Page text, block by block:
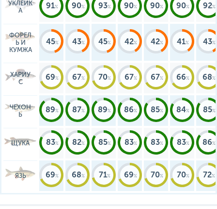
УКЛЕЙК
А
91 90 93 90 90 90 92
ФОРЕЛ
Ь И
КУМЖА
45 43 45 42 42 41 43
ХАРИУ
С
69 67 70 67 67 66 68
ЧЕХОН
Ь
89 87 89 86 85 84 85
ЩУКА 83 82 85 83 83 83 86
ЯЗЬ 69 68 71 69 70 70 72